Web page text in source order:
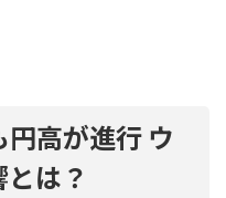
高が進行 ウ
は？